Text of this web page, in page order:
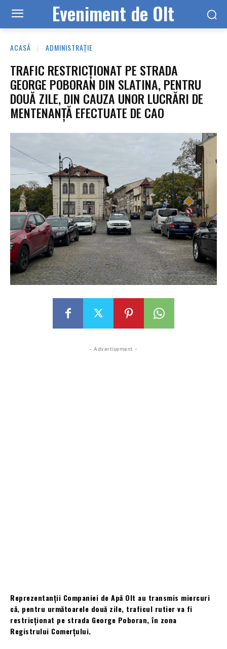
Eveniment de Olt
ACASĂ ADMINISTRAȚIE
TRAFIC RESTRICȚIONAT PE STRADA
GEORGE POBORAN DIN SLATINA, PENTRU
DOUĂ ZILE, DIN CAUZA UNOR LUCRĂRI DE
MENTENANȚĂ EFECTUATE DE CAO
- Advertisement -
Reprezentanții Companiei de Apă Olt au transmis miercuri
că, pentru următoarele două zile, traficul rutier va fi
restricționat pe strada George Poboran, în zona
Registrului Comerțului.